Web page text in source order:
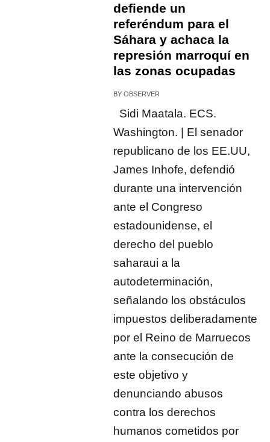
defiende un
referéndum para el
Sáhara y achaca la
represión marroquí en
las zonas ocupadas
BYOBSERVER
Sidi Maatala. ECS.
Washington. | El senador
republicano de los EE.UU,
James Inhofe, defendió
durante una intervención
ante el Congreso
estadounidense, el
derecho del pueblo
saharaui a la
autodeterminación,
señalando los obstáculos
impuestos deliberadamente
por el Reino de Marruecos
ante la consecución de
este objetivo y
denunciando abusos
contra los derechos
humanos cometidos por